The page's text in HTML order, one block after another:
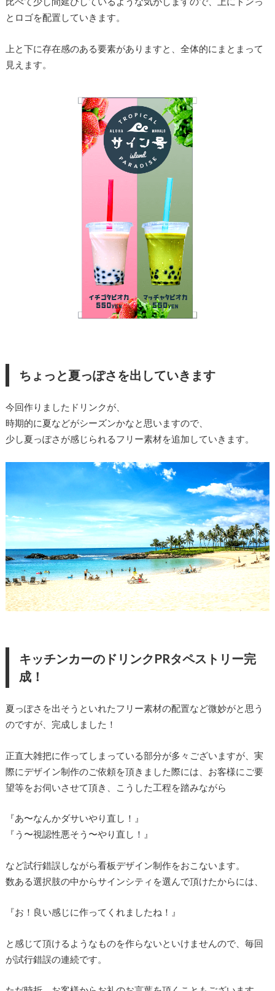
とロゴを配置していきます。
上と下に存在感のある要素がありますと、全体的にまとまって
見えます。
ちょっと夏っぽさを出していきます
今回作りましたドリンクが、
時期的に夏などがシーズンかなと思いますので、
少し夏っぽさが感じられるフリー素材を追加していきます。
キッチンカーのドリンクPRタペストリー完
成！
夏っぽさを出そうといれたフリー素材の配置など微妙がと思う
のですが、完成しました！
正直大雑把に作ってしまっている部分が多々ございますが、実
際にデザイン制作のご依頼を頂きました際には、お客様にご要
望等をお伺いさせて頂き、こうした工程を踏みながら
『あ〜なんかダサいやり直し！』
『う〜視認性悪そう〜やり直し！』
など試行錯誤しながら看板デザイン制作をおこないます。
数ある選択肢の中からサインシティを選んで頂けたからには、
『お！良い感じに作ってくれましたね！』
と感じて頂けるようなものを作らないといけませんので、毎回
が試行錯誤の連続です。